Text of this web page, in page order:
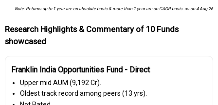
Note: Returns up to 1 year are on absolute basis & more than 1 year are on CAGR basis. as on 4 Aug 26
Research Highlights & Commentary of 10 Funds
showcased
Franklin India Opportunities Fund - Direct
Upper mid AUM (₹9,192 Cr).
Oldest track record among peers (13 yrs).